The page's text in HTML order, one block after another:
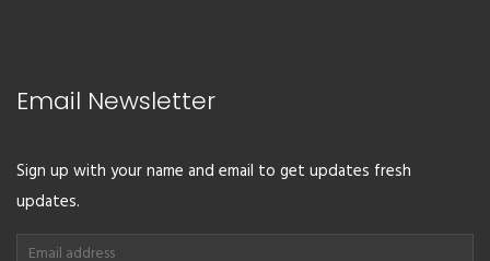
Email Newsletter
Sign up with your name and email to get updates fresh
updates.